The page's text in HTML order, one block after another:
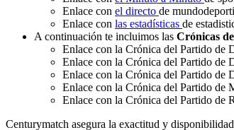
Enlace con el directo de
Enlace con las estadísticas de
A continuación te incluimos las Crónicas
Enlace con la Crónica del Partido de
Enlace con la Crónica del Partido de
Enlace con la Crónica del Partido de
Enlace con la Crónica del Partido de
Enlace con la Crónica del Partido de
Centurymatch asegura la exactitud y